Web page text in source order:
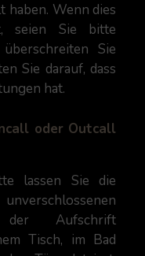
haben. Wenn dies
seien Sie bitte
Sie
Sie darauf, dass
hat.
oder Outcall
lassen Sie die
Aufschrift
Tisch, im Bad